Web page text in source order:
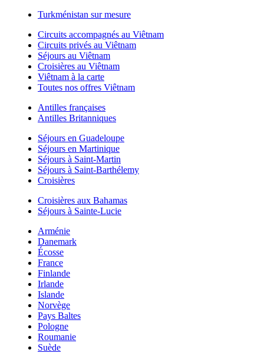
Turkménistan sur mesure
Circuits accompagnés au Viêtnam
Circuits privés au Viêtnam
Séjours au Viêtnam
Croisières au Viêtnam
Viêtnam à la carte
Toutes nos offres Viêtnam
Antilles françaises
Antilles Britanniques
Séjours en Guadeloupe
Séjours en Martinique
Séjours à Saint-Martin
Séjours à Saint-Barthélemy
Croisières
Croisières aux Bahamas
Séjours à Sainte-Lucie
Arménie
Danemark
Écosse
France
Finlande
Irlande
Islande
Norvège
Pays Baltes
Pologne
Roumanie
Suède